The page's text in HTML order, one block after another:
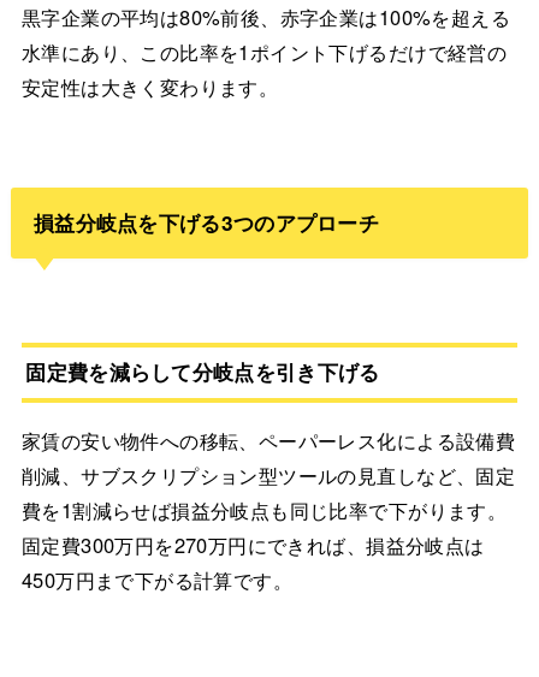
黒字企業の平均は80%前後、赤字企業は100%を超える
水準にあり、この比率を1ポイント下げるだけで経営の
安定性は大きく変わります。
損益分岐点を下げる3つのアプローチ
固定費を減らして分岐点を引き下げる
家賃の安い物件への移転、ペーパーレス化による設備費
削減、サブスクリプション型ツールの見直しなど、固定
費を1割減らせば損益分岐点も同じ比率で下がります。
固定費300万円を270万円にできれば、損益分岐点は
450万円まで下がる計算です。